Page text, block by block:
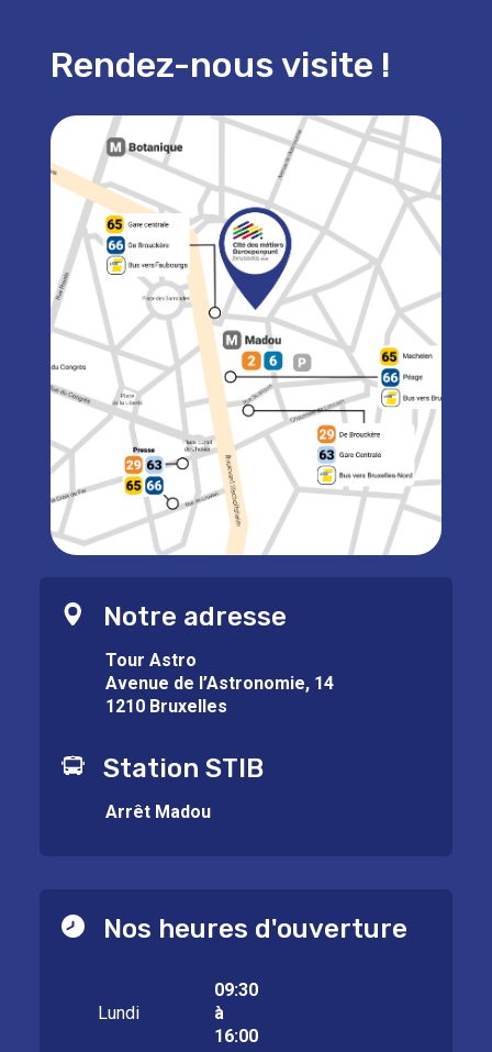
Rendez-nous visite !
Notre adresse
Tour Astro
Avenue de l’Astronomie, 14
1210 Bruxelles
Station STIB
Arrêt Madou
Nos heures d'ouverture
Lundi
09:30
à
16:00